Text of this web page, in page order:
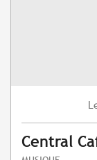
Central